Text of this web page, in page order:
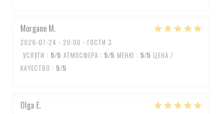
Morgane M
2026-07-24 - 20:00 - ГОСТИ 3
УСЛУГИ : 5/5 АТМОСФЕРА : 5/5 МЕНЮ : 5/5 ЦЕНА /
КАЧЕСТВО : 5/5
Olga E